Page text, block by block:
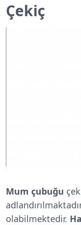
Çekiç
Mum çubuğu
olabilmektedir.